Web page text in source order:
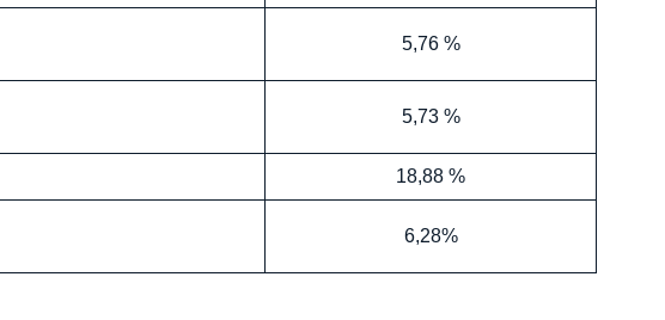
5,76 %
5,73 %
18,88 %
6,28%